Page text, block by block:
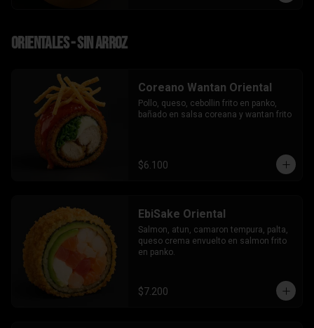
Orientales - sin arroz
Coreano Wantan Oriental
Pollo, queso, cebollin frito en panko,
bañado en salsa coreana y wantan frito
$6.100
EbiSake Oriental
Salmon, atun, camaron tempura, palta,
queso crema envuelto en salmon frito
en panko.
$7.200